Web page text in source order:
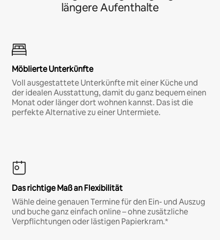
längere Aufenthalte
Möblierte Unterkünfte
Voll ausgestattete Unterkünfte mit einer Küche und
der idealen Ausstattung, damit du ganz bequem einen
Monat oder länger dort wohnen kannst. Das ist die
perfekte Alternative zu einer Untermiete.
Das richtige Maß an Flexibilität
Wähle deine genauen Termine für den Ein- und Auszug
und buche ganz einfach online – ohne zusätzliche
Verpflichtungen oder lästigen Papierkram.*